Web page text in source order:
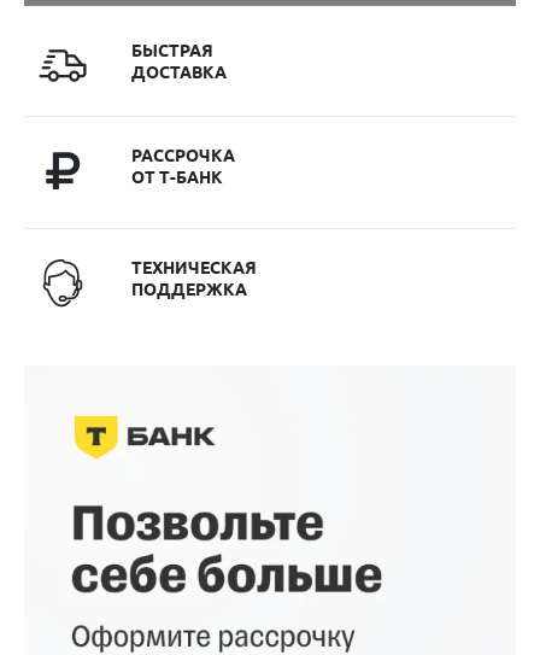
БЫСТРАЯ
ДОСТАВКА
РАССРОЧКА
ОТ Т-БАНК
ТЕХНИЧЕСКАЯ
ПОДДЕРЖКА